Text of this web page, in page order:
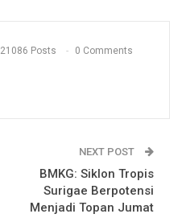
21086 Posts 0 Comments
NEXT POST
BMKG: Siklon Tropis
Surigae Berpotensi
Menjadi Topan Jumat